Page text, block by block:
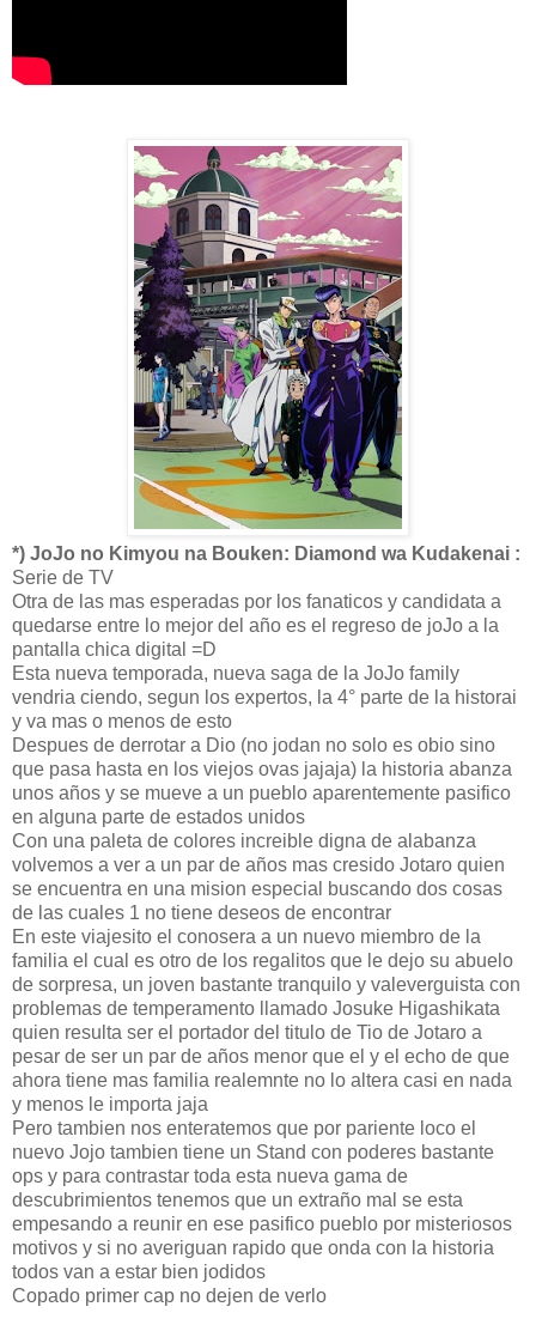
*) JoJo no Kimyou na Bouken: Diamond wa Kudakenai :
Serie de TV
Otra de las mas esperadas por los fanaticos y candidata a
quedarse entre lo mejor del año es el regreso de joJo a la
pantalla chica digital =D
Esta nueva temporada, nueva saga de la JoJo family
vendria ciendo, segun los expertos, la 4° parte de la historai
y va mas o menos de esto
Despues de derrotar a Dio (no jodan no solo es obio sino
que pasa hasta en los viejos ovas jajaja) la historia abanza
unos años y se mueve a un pueblo aparentemente pasifico
en alguna parte de estados unidos
Con una paleta de colores increible digna de alabanza
volvemos a ver a un par de años mas cresido Jotaro quien
se encuentra en una mision especial buscando dos cosas
de las cuales 1 no tiene deseos de encontrar
En este viajesito el conosera a un nuevo miembro de la
familia el cual es otro de los regalitos que le dejo su abuelo
de sorpresa, un joven bastante tranquilo y valeverguista con
problemas de temperamento llamado Josuke Higashikata
quien resulta ser el portador del titulo de Tio de Jotaro a
pesar de ser un par de años menor que el y el echo de que
ahora tiene mas familia realemnte no lo altera casi en nada
y menos le importa jaja
Pero tambien nos enteratemos que por pariente loco el
nuevo Jojo tambien tiene un Stand con poderes bastante
ops y para contrastar toda esta nueva gama de
descubrimientos tenemos que un extraño mal se esta
empesando a reunir en ese pasifico pueblo por misteriosos
motivos y si no averiguan rapido que onda con la historia
todos van a estar bien jodidos
Copado primer cap no dejen de verlo